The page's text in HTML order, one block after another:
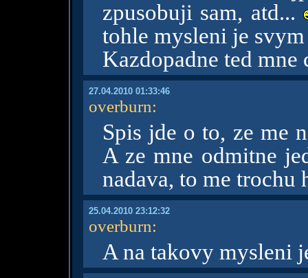
zpusobuji sam, atd...
tohle mysleni je
Kazdopadne ted
27.04.2010 01:33:46
overburn:
Spis jde o to, ze me
A ze mne odmitne
nadava, to me trochu
25.04.2010 23:12:32
overburn:
A na takovy mysleni